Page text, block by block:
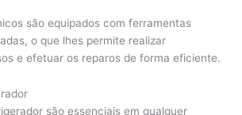
são equipados com ferramentas
o que lhes permite realizar
e efetuar os reparos de forma eficiente.
são essenciais em qualquer